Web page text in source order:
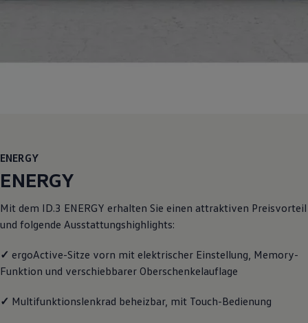
Volkswagen Teile
Updates für Software, Karten und Radio
Über Ihr Auto
Vorgängermodelle
Volkswagen Kundenbetreuung
Warn- und Kontrollleuchten
Digitale Betriebsanleitung
Live Beratung
ENERGY
ENERGY
Mit dem ID.3 ENERGY erhalten Sie einen attraktiven Preisvorteil
und folgende Ausstattungshighlights:
✓ ergoActive-Sitze vorn mit elektrischer Einstellung, Memory-
Funktion und verschiebbarer Oberschenkelauflage
✓ Multifunktionslenkrad beheizbar, mit Touch-Bedienung